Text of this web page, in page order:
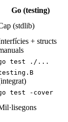
Go (testing)
(stdlib)
+ structs
test ./...
test -cover